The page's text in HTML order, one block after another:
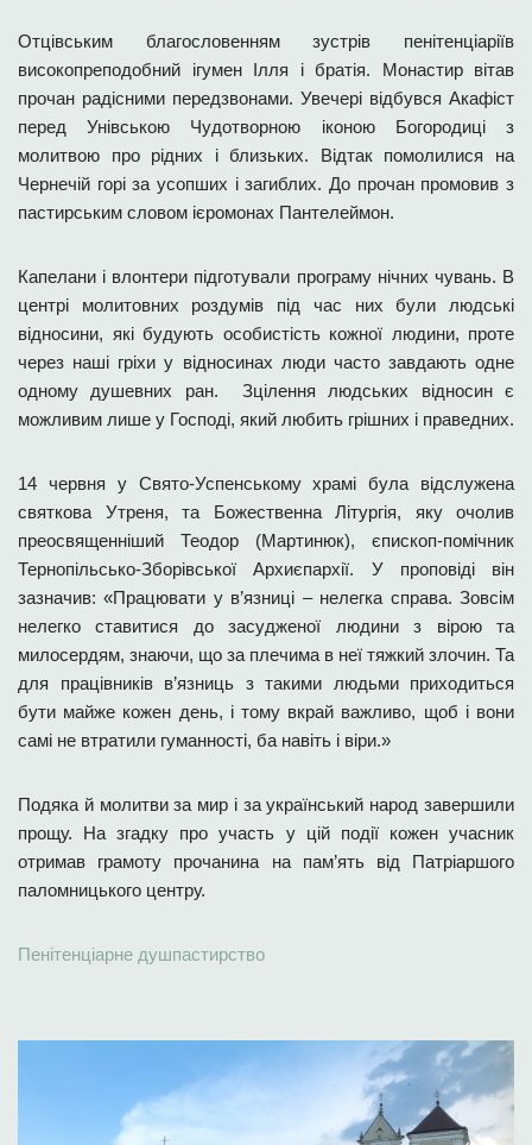
Отцівським благословенням зустрів пенітенціаріїв
високопреподобний ігумен Ілля і братія. Монастир вітав
прочан радісними передзвонами. Увечері відбувся Акафіст
перед Унівською Чудотворною іконою Богородиці з
молитвою про рідних і близьких. Відтак помолилися на
Чернечій горі за усопших і загиблих. До прочан промовив з
пастирським словом ієромонах Пантелеймон.
Капелани і влонтери підготували програму нічних чувань. В
центрі молитовних роздумів під час них були людські
відносини, які будують особистість кожної людини, проте
через наші гріхи у відносинах люди часто завдають одне
одному душевних ран. Зцілення людських відносин є
можливим лише у Господі, який любить грішних і праведних.
14 червня у Свято-Успенському храмі була відслужена
святкова Утреня, та Божественна Літургія, яку очолив
преосвященніший Теодор (Мартинюк), єпископ-помічник
Тернопільсько-Зборівської Архиєпархії. У проповіді він
зазначив: «Працювати у в’язниці – нелегка справа. Зовсім
нелегко ставитися до засудженої людини з вірою та
милосердям, знаючи, що за плечима в неї тяжкий злочин. Та
для працівників в’язниць з такими людьми приходиться
бути майже кожен день, і тому вкрай важливо, щоб і вони
самі не втратили гуманності, ба навіть і віри.»
Подяка й молитви за мир і за український народ завершили
прощу. На згадку про участь у цій події кожен учасник
отримав грамоту прочанина на пам’ять від Патріаршого
паломницького центру.
Пенітенціарне душпастирство